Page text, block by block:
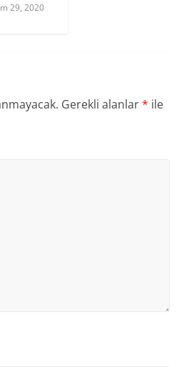
29, 2020
Gerekli alanlar* ile